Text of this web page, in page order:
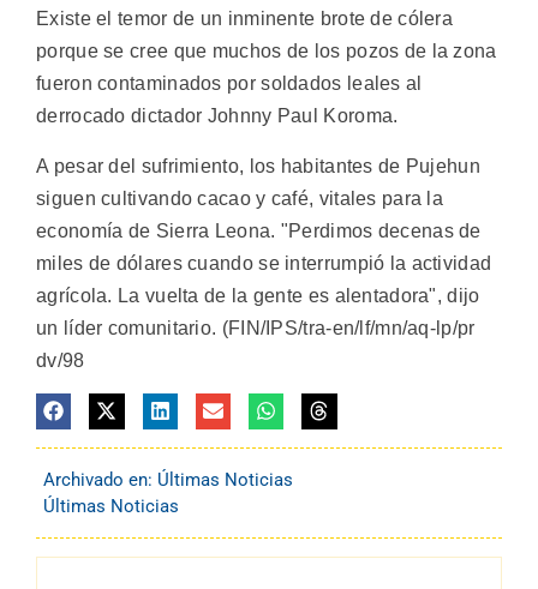
Existe el temor de un inminente brote de cólera
porque se cree que muchos de los pozos de la zona
fueron contaminados por soldados leales al
derrocado dictador Johnny Paul Koroma.
A pesar del sufrimiento, los habitantes de Pujehun
siguen cultivando cacao y café, vitales para la
economía de Sierra Leona. "Perdimos decenas de
miles de dólares cuando se interrumpió la actividad
agrícola. La vuelta de la gente es alentadora", dijo
un líder comunitario. (FIN/IPS/tra-en/lf/mn/aq-lp/pr
dv/98
Archivado en: Últimas Noticias
Últimas Noticias